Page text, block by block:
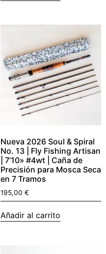
Nueva 2026 Soul & Spiral
No. 13 | Fly Fishing Artisan
| 7’10» #4wt | Caña de
Precisión para Mosca Seca
en 7 Tramos
195,00 €
Añadir al carrito